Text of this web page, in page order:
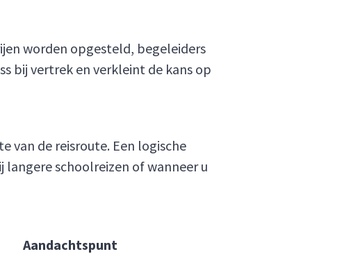
worden opgesteld, begeleiders
bij vertrek en verkleint de kans op
de reisroute. Een logische
schoolreizen of wanneer u
Aandachtspunt